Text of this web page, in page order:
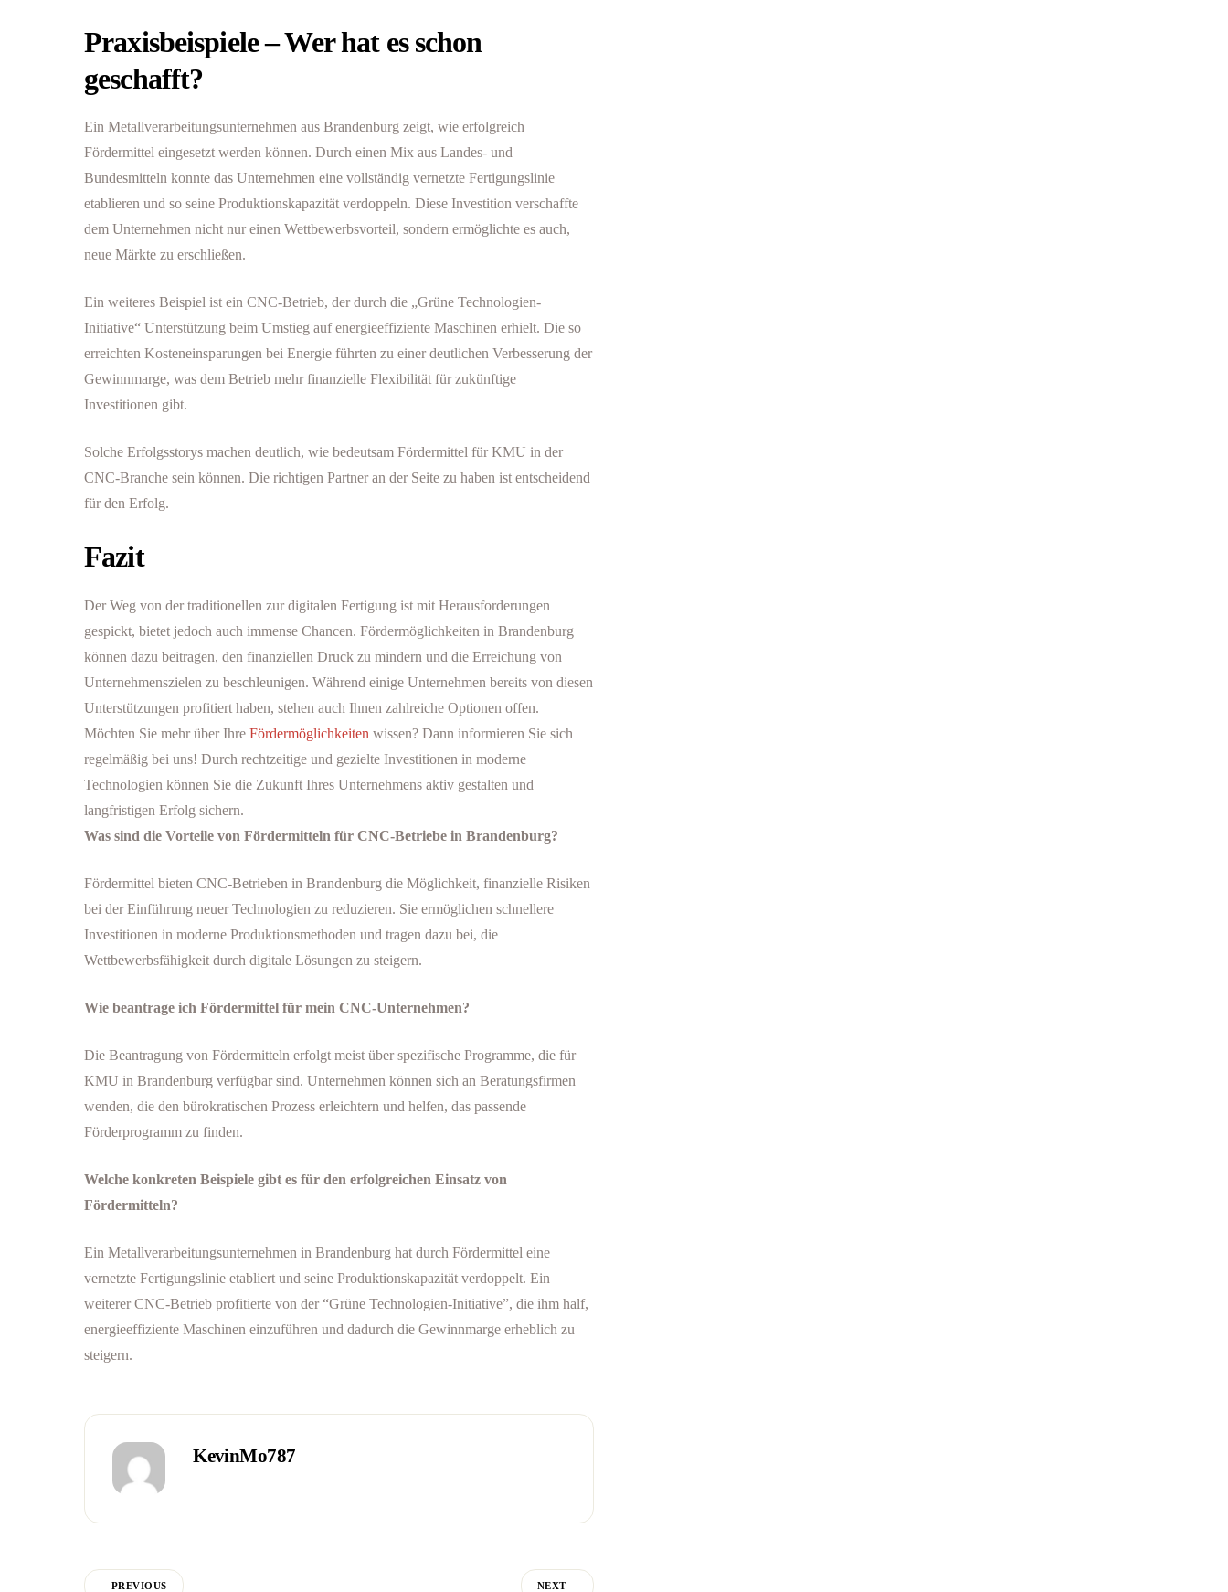
Praxisbeispiele – Wer hat es schon
geschafft?
Ein Metallverarbeitungsunternehmen aus Brandenburg zeigt, wie erfolgreich
Fördermittel eingesetzt werden können. Durch einen Mix aus Landes- und
Bundesmitteln konnte das Unternehmen eine vollständig vernetzte Fertigungslinie
etablieren und so seine Produktionskapazität verdoppeln. Diese Investition verschaffte
dem Unternehmen nicht nur einen Wettbewerbsvorteil, sondern ermöglichte es auch,
neue Märkte zu erschließen.
Ein weiteres Beispiel ist ein CNC-Betrieb, der durch die „Grüne Technologien-
Initiative“ Unterstützung beim Umstieg auf energieeffiziente Maschinen erhielt. Die so
erreichten Kosteneinsparungen bei Energie führten zu einer deutlichen Verbesserung der
Gewinnmarge, was dem Betrieb mehr finanzielle Flexibilität für zukünftige
Investitionen gibt.
Solche Erfolgsstorys machen deutlich, wie bedeutsam Fördermittel für KMU in der
CNC-Branche sein können. Die richtigen Partner an der Seite zu haben ist entscheidend
für den Erfolg.
Fazit
Der Weg von der traditionellen zur digitalen Fertigung ist mit Herausforderungen
gespickt, bietet jedoch auch immense Chancen. Fördermöglichkeiten in Brandenburg
können dazu beitragen, den finanziellen Druck zu mindern und die Erreichung von
Unternehmenszielen zu beschleunigen. Während einige Unternehmen bereits von diesen
Unterstützungen profitiert haben, stehen auch Ihnen zahlreiche Optionen offen.
Möchten Sie mehr über Ihre Fördermöglichkeiten wissen? Dann informieren Sie sich
regelmäßig bei uns! Durch rechtzeitige und gezielte Investitionen in moderne
Technologien können Sie die Zukunft Ihres Unternehmens aktiv gestalten und
langfristigen Erfolg sichern.
Was sind die Vorteile von Fördermitteln für CNC-Betriebe in Brandenburg?
Fördermittel bieten CNC-Betrieben in Brandenburg die Möglichkeit, finanzielle Risiken
bei der Einführung neuer Technologien zu reduzieren. Sie ermöglichen schnellere
Investitionen in moderne Produktionsmethoden und tragen dazu bei, die
Wettbewerbsfähigkeit durch digitale Lösungen zu steigern.
Wie beantrage ich Fördermittel für mein CNC-Unternehmen?
Die Beantragung von Fördermitteln erfolgt meist über spezifische Programme, die für
KMU in Brandenburg verfügbar sind. Unternehmen können sich an Beratungsfirmen
wenden, die den bürokratischen Prozess erleichtern und helfen, das passende
Förderprogramm zu finden.
Welche konkreten Beispiele gibt es für den erfolgreichen Einsatz von
Fördermitteln?
Ein Metallverarbeitungsunternehmen in Brandenburg hat durch Fördermittel eine
vernetzte Fertigungslinie etabliert und seine Produktionskapazität verdoppelt. Ein
weiterer CNC-Betrieb profitierte von der “Grüne Technologien-Initiative”, die ihm half,
energieeffiziente Maschinen einzuführen und dadurch die Gewinnmarge erheblich zu
steigern.
KevinMo787
PREVIOUS NEXT